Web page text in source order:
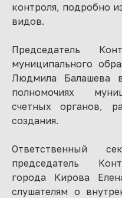
контроля, подробно
видов.
Председатель
муниципального
Людмила Балашева
полномочиях
счетных органов,
создания.
Ответственный
председатель
города Кирова
слушателям о